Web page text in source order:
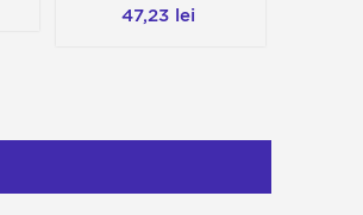
47,23 lei